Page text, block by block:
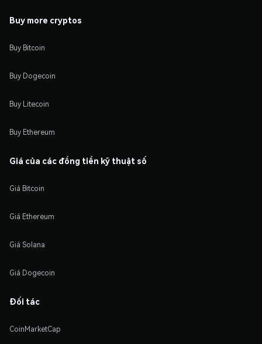
Buy more cryptos
Buy Bitcoin
Buy Dogecoin
Buy Litecoin
Buy Ethereum
Giá của các đồng tiền kỹ thuật số
Giá Bitcoin
Giá Ethereum
Giá Solana
Giá Dogecoin
Đối tác
CoinMarketCap